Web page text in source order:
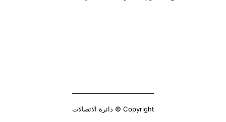
Copyright © دائرة الاتصالات